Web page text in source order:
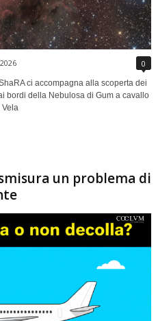
0
ci accompagna alla scoperta dei
bordi della Nebulosa di Gum a cavallo
un problema di